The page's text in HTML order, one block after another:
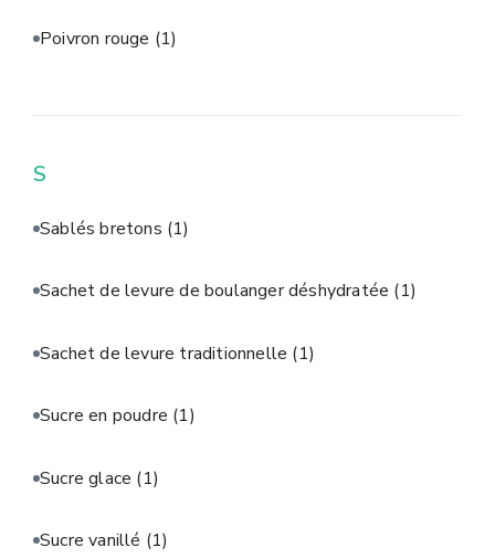
Poivron rouge (1)
S
Sablés bretons (1)
Sachet de levure de boulanger déshydratée (1)
Sachet de levure traditionnelle (1)
Sucre en poudre (1)
Sucre glace (1)
Sucre vanillé (1)